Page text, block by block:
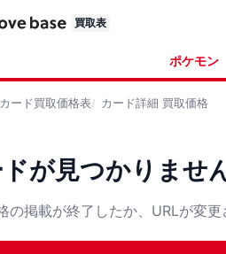
買取表
ポケモン
ード買取価格表 カード詳細 買取価格
が見つかりませ
の掲載が終了したか、URLが変更